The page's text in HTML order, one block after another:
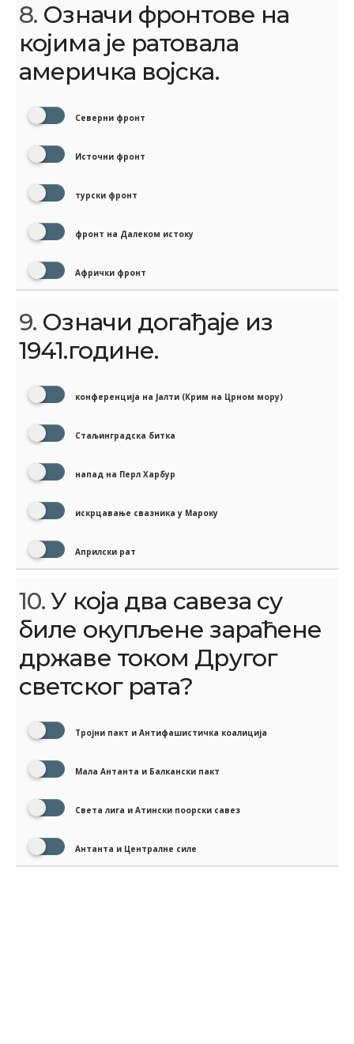
8. Означи фронтове на
којима је ратовала
америчка војска.
Северни фронт
Источни фронт
турски фронт
фронт на Далеком истоку
Афрички фронт
9. Означи догађаје из
1941.године.
конференција на Јалти (Крим на Црном мору)
Стаљинградска битка
напад на Перл Харбур
искрцавање свазника у Мароку
Априлски рат
10.У која два савеза су
биле окупљене зараћене
државе током Другог
светског рата?
Тројни пакт и Антифашистичка коалиција
Мала Антанта и Балкански пакт
Света лига и Атински поорски савез
Антанта и Централне силе